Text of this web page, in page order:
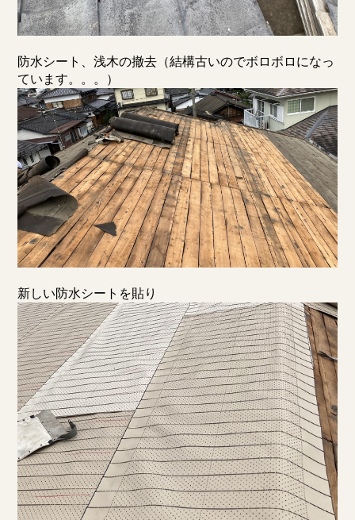
防水シート、浅木の撤去（結構古いのでボロボロになっ
ています。。。）
新しい防水シートを貼り